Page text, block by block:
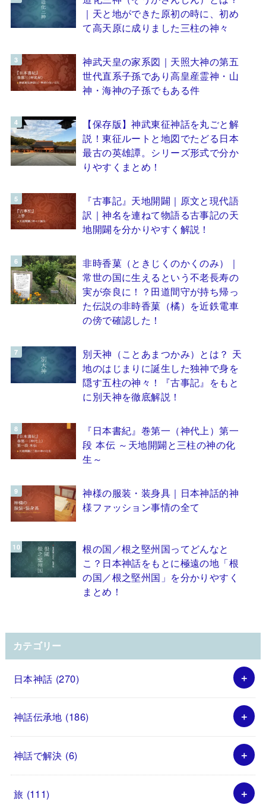
｜天と地ができた原初の時に、初め
て高天原に成りました三柱の神々
神武天皇の家系図｜天照大神の第五
世代直系子孫であり高皇産霊神・山
神・海神の子孫でもある件
【保存版】神武東征神話を丸ごと解
説！東征ルートと地図でたどる日本
最古の英雄譚。シリーズ形式で分か
りやすくまとめ！
『古事記』天地開闢｜原文と現代語
訳｜神名を連ねて物語る古事記の天
地開闢を分かりやすく解説！
非時香菓（ときじくのかくのみ）｜
常世の国に生えるという不老長寿の
実が奈良に！？田道間守が持ち帰っ
た伝説の非時香菓（橘）を近鉄電車
の傍で確認した！
別天神（ことあまつかみ）とは？ 天
地のはじまりに誕生した独神で身を
隠す五柱の神々！『古事記』をもと
に別天神を徹底解説！
『日本書紀』巻第一（神代上）第一
段 本伝 ～天地開闢と三柱の神の化
生～
神様の服装・装身具｜日本神話的神
様ファッション事情の全て
根の国／根之堅州国ってどんなと
こ？日本神話をもとに極遠の地「根
の国／根之堅州国」を分かりやすく
まとめ！
カテゴリー
日本神話 (270)
神話伝承地 (186)
神話で解決 (6)
旅 (111)